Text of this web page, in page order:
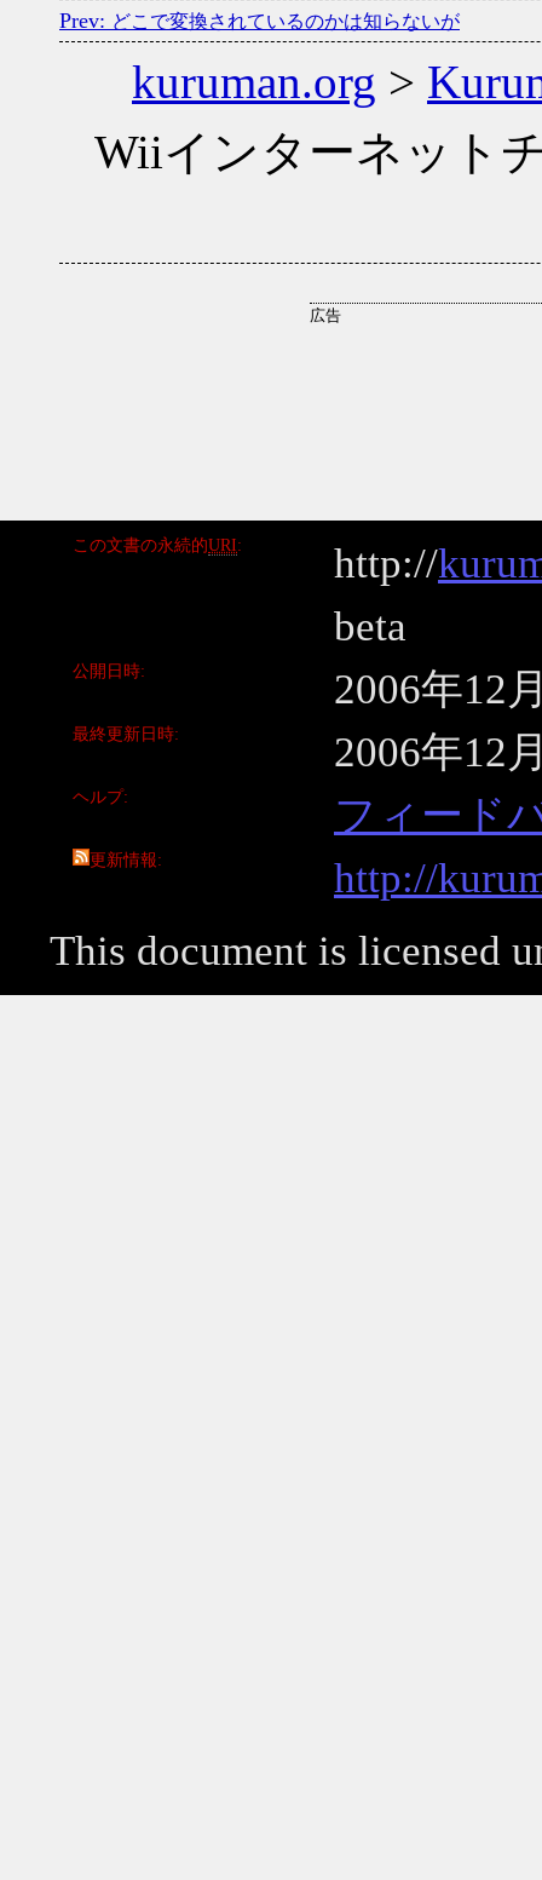
どこで変換されているのかは知らないが
kuruman.org >
Wiiインターネット
この文書の永続的URI http://
beta
公開日時 2006年12
最終更新日時 2006年12
ヘルプ フィード
更新情報
http://
This document is licensed